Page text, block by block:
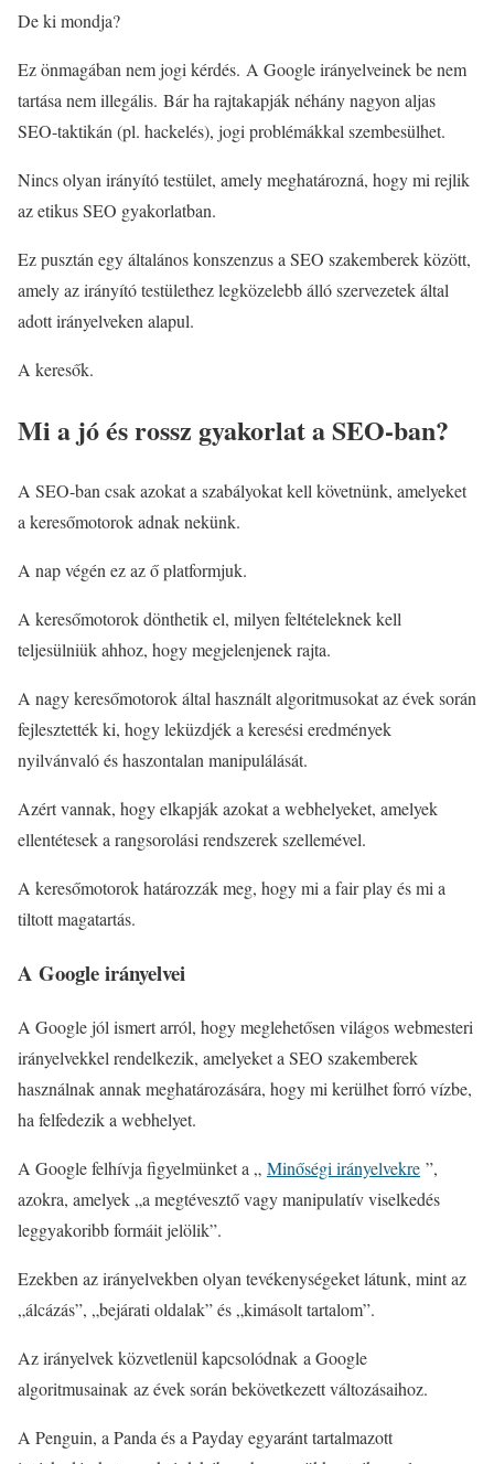
De ki mondja?
Ez önmagában nem jogi kérdés. A Google irányelveinek be nem
tartása nem illegális. Bár ha rajtakapják néhány nagyon aljas
SEO-taktikán (pl. hackelés), jogi problémákkal szembesülhet.
Nincs olyan irányító testület, amely meghatározná, hogy mi rejlik
az etikus SEO gyakorlatban.
Ez pusztán egy általános konszenzus a SEO szakemberek között,
amely az irányító testülethez legközelebb álló szervezetek által
adott irányelveken alapul.
A keresők.
Mi a jó és rossz gyakorlat a SEO-ban?
A SEO-ban csak azokat a szabályokat kell követnünk, amelyeket
a keresőmotorok adnak nekünk.
A nap végén ez az ő platformjuk.
A keresőmotorok dönthetik el, milyen feltételeknek kell
teljesülniük ahhoz, hogy megjelenjenek rajta.
A nagy keresőmotorok által használt algoritmusokat az évek során
fejlesztették ki, hogy leküzdjék a keresési eredmények
nyilvánvaló és haszontalan manipulálását.
Azért vannak, hogy elkapják azokat a webhelyeket, amelyek
ellentétesek a rangsorolási rendszerek szellemével.
A keresőmotorok határozzák meg, hogy mi a fair play és mi a
tiltott magatartás.
A Google irányelvei
A Google jól ismert arról, hogy meglehetősen világos webmesteri
irányelvekkel rendelkezik, amelyeket a SEO szakemberek
használnak annak meghatározására, hogy mi kerülhet forró vízbe,
ha felfedezik a webhelyet.
A Google felhívja figyelmünket a „ Minőségi irányelvekre ”,
azokra, amelyek „a megtévesztő vagy manipulatív viselkedés
leggyakoribb formáit jelölik”.
Ezekben az irányelvekben olyan tevékenységeket látunk, mint az
„álcázás”, „bejárati oldalak” és „kimásolt tartalom”.
Az irányelvek közvetlenül kapcsolódnak a Google
algoritmusainak az évek során bekövetkezett változásaihoz.
A Penguin, a Panda és a Payday egyaránt tartalmazott